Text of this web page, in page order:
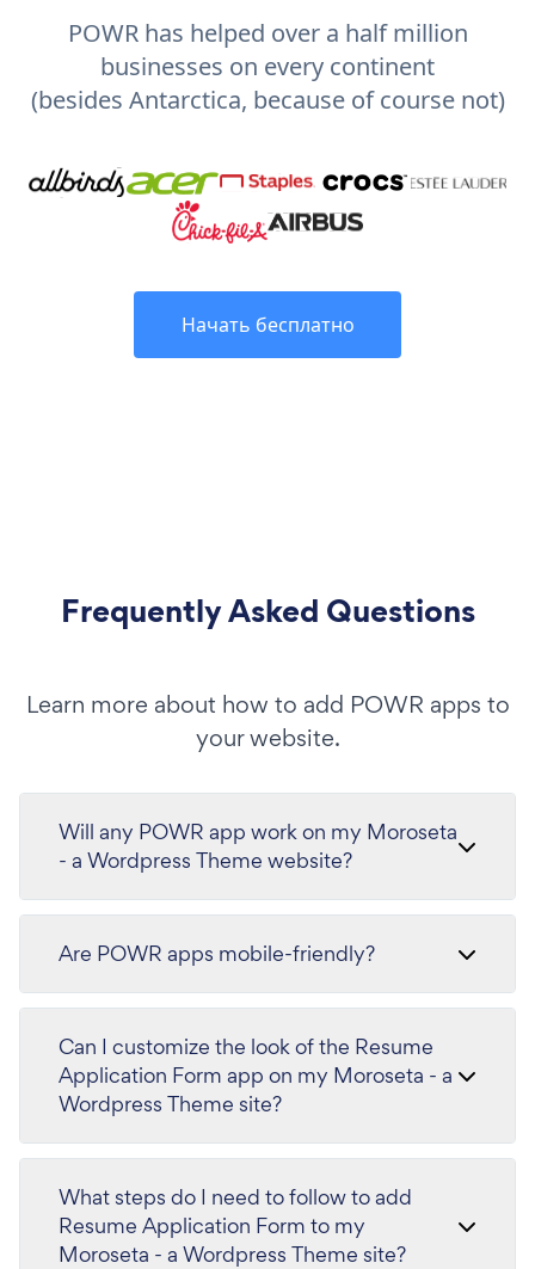
POWR has helped over a half million
businesses on every continent
(besides Antarctica, because of course not)
Начать бесплатно
Frequently Asked Questions
Learn more about how to add POWR apps to
your website.
Will any POWR app work on my Moroseta
- a Wordpress Theme website?
Are POWR apps mobile-friendly?
Can I customize the look of the Resume
Application Form app on my Moroseta - a
Wordpress Theme site?
What steps do I need to follow to add
Resume Application Form to my
Moroseta - a Wordpress Theme site?